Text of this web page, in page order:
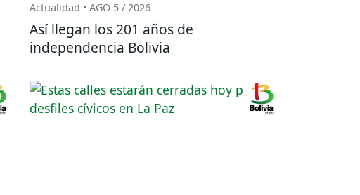
Actualidad • AGO 5 / 2026
Así llegan los 201 años de
independencia Bolivia